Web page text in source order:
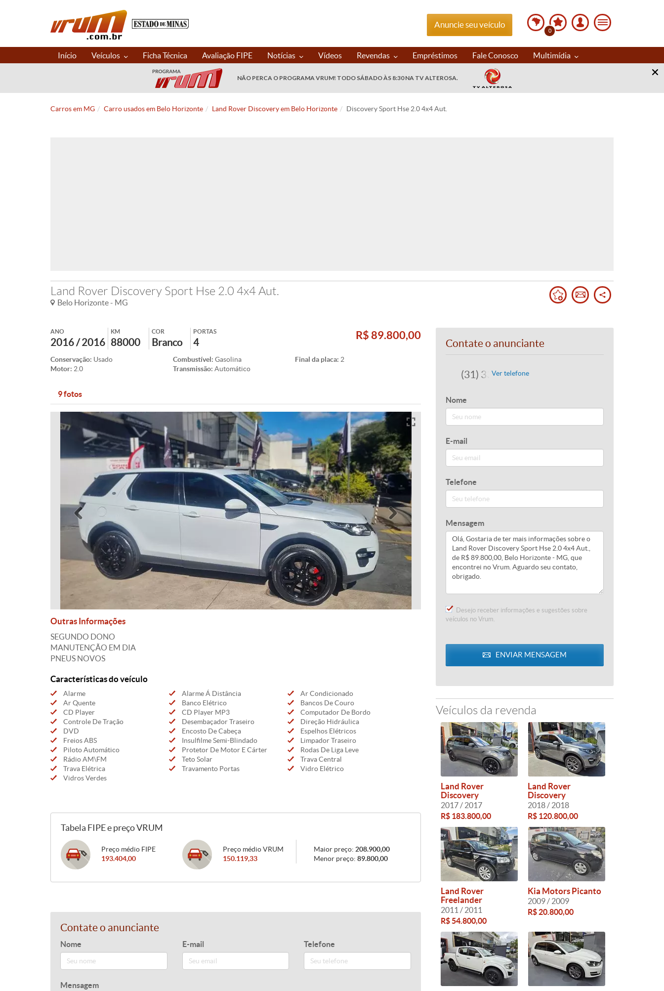
Anuncie seu veículo
0
Início Veículos Ficha Técnica Avaliação FIPE Notícias Vídeos Revendas Empréstimos Fale Conosco Multimídia
NÃO PERCA O PROGRAMA VRUM! TODO SÁBADO ÀS 8:30 NA TV ALTEROSA.
Carros em MG Carro usados em Belo Horizonte Land Rover Discovery em Belo Horizonte Discovery Sport Hse 2.0 4x4 Aut.
Land Rover Discovery Sport Hse 2.0 4x4 Aut.
Belo Horizonte - MG
ANO
2016 / 2016
KM
88000
COR
Branco
PORTAS
4
R$ 89.800,00
Conservação: Usado Combustível: Gasolina Final da placa: 2
Motor: 2.0 Transmissão: Automático
9 fotos
Anterior Próximo
Outras Informações
SEGUNDO DONO
MANUTENÇÃO EM DIA
PNEUS NOVOS
Características do veículo
Alarme Alarme Á Distância
Ar Condicionado
Ar Quente
Banco Elétrico
Bancos De Couro
CD Player
CD Player MP3
Computador De Bordo
Controle De Tração
Desembaçador Traseiro
Direção Hidráulica
DVD
Encosto De Cabeça
Espelhos Elétricos
Freios ABS
Insulfilme Semi-Blindado
Limpador Traseiro
Piloto Automático
Protetor De Motor E Cárter
Rodas De Liga Leve
Rádio AM\FM
Teto Solar
Trava Central
Trava Elétrica
Travamento Portas
Vidro Elétrico
Vidros Verdes
Tabela FIPE e preço VRUM
Preço médio FIPE
193.404,00
Preço médio VRUM
150.119,33
Maior preço: 208.900,00
Menor preço: 89.800,00
Contate o anunciante
Nome E-mail Telefone
Mensagem
Contate o anunciante
(31) 3373-0808
Ver telefone
Nome
E-mail
Telefone
Mensagem
Desejo receber informações e sugestões sobre
veículos no Vrum.
ENVIAR MENSAGEM
Veículos da revenda
Land Rover
Discovery
2017 / 2017
R$ 183.800,00
Land Rover
Discovery
2018 / 2018
R$ 120.800,00
Land Rover
Freelander
2011 / 2011
R$ 54.800,00
Kia Motors Picanto
2009 / 2009
R$ 20.800,00